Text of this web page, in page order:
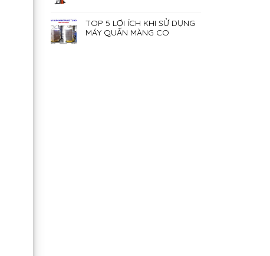
TOP 5 LỢI ÍCH KHI SỬ DỤNG
MÁY QUẤN MÀNG CO